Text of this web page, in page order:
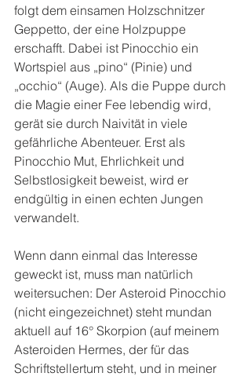
folgt dem einsamen Holzschnitzer
Geppetto, der eine Holzpuppe
erschafft. Dabei ist Pinocchio ein
Wortspiel aus „pino“ (Pinie) und
„occhio“ (Auge). Als die Puppe durch
die Magie einer Fee lebendig wird,
gerät sie durch Naivität in viele
gefährliche Abenteuer. Erst als
Pinocchio Mut, Ehrlichkeit und
Selbstlosigkeit beweist, wird er
endgültig in einen echten Jungen
verwandelt.
Wenn dann einmal das Interesse
geweckt ist, muss man natürlich
weitersuchen: Der Asteroid Pinocchio
(nicht eingezeichnet) steht mundan
aktuell auf 16° Skorpion (auf meinem
Asteroiden Hermes, der für das
Schriftstellertum steht, und in meiner